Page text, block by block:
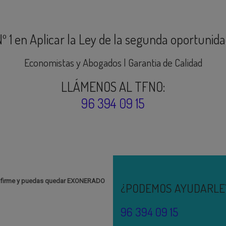
1 en Aplicar la Ley de la segunda
Economistas y Abogados | Garantia de Calidad
LLÁMENOS AL TFNO:
96 394 09 15
y puedas quedar EXONERADO
¿PODEMOS
96 394 09 15